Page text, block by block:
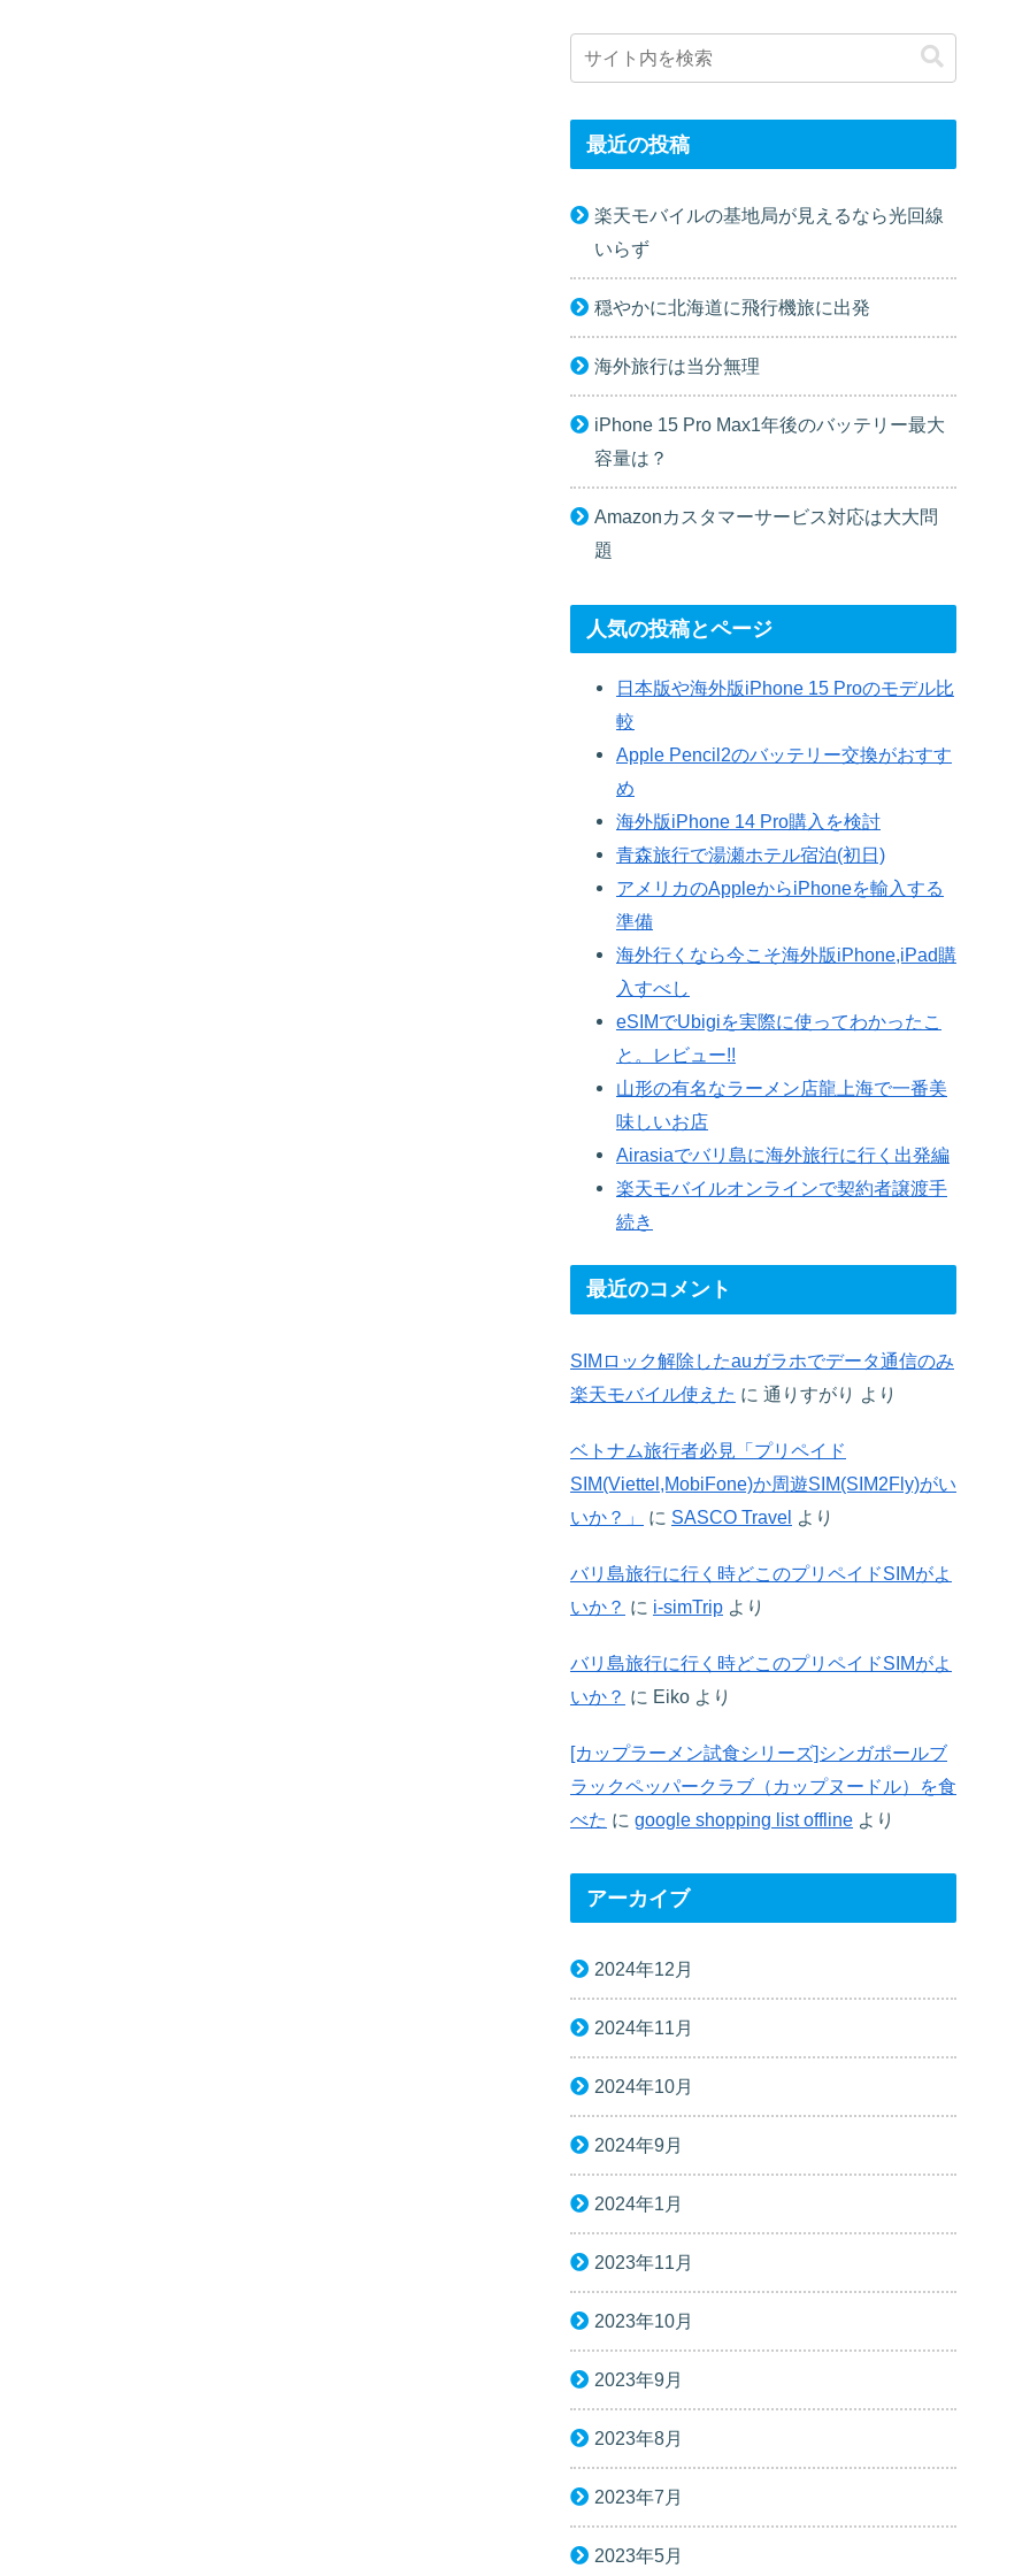
最近の投稿
楽天モバイルの基地局が見えるなら光回線
いらず
穏やかに北海道に飛行機旅に出発
海外旅行は当分無理
iPhone 15 Pro Max1年後のバッテリー最大
容量は？
Amazonカスタマーサービス対応は大大問
題
人気の投稿とページ
日本版や海外版iPhone 15 Proのモデル比
較
Apple Pencil2のバッテリー交換がおすす
め
海外版iPhone 14 Pro購入を検討
青森旅行で湯瀬ホテル宿泊(初日)
アメリカのAppleからiPhoneを輸入する
準備
海外行くなら今こそ海外版iPhone,iPad購
入すべし
eSIMでUbigiを実際に使ってわかったこ
と。レビュー!!
山形の有名なラーメン店龍上海で一番美
味しいお店
Airasiaでバリ島に海外旅行に行く出発編
楽天モバイルオンラインで契約者譲渡手
続き
最近のコメント
SIMロック解除したauガラホでデータ通信のみ
楽天モバイル使えた に 通りすがり より
ベトナム旅行者必見「プリペイド
SIM(Viettel,MobiFone)か周遊SIM(SIM2Fly)がい
いか？」
に SASCO Travel より
バリ島旅行に行く時どこのプリペイドSIMがよ
いか？ に i-simTrip より
バリ島旅行に行く時どこのプリペイドSIMがよ
いか？ に Eiko より
[カップラーメン試食シリーズ]シンガポールブ
ラックペッパークラブ（カップヌードル）を食
べた に google shopping list offline より
アーカイブ
2024年12月
2024年11月
2024年10月
2024年9月
2024年1月
2023年11月
2023年10月
2023年9月
2023年8月
2023年7月
2023年5月